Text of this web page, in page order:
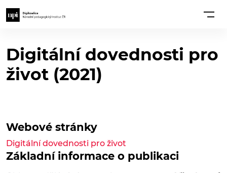
Digitální dovednosti pro
život (2021)
Základní informace o publikaci
Webové stránky
Digitální dovednosti pro život